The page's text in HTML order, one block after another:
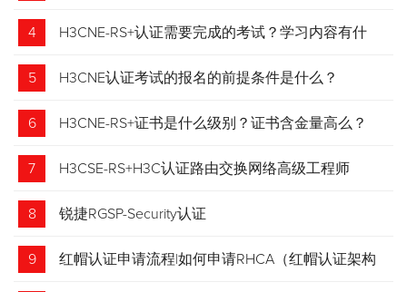
4 H3CNE-RS+认证需要完成的考试？学习内容有什
么？
5 H3CNE认证考试的报名的前提条件是什么？
6 H3CNE-RS+证书是什么级别？证书含金量高么？
7 H3CSE-RS+H3C认证路由交换网络高级工程师
8 锐捷RGSP-Security认证
9 红帽认证申请流程|如何申请RHCA（红帽认证架构